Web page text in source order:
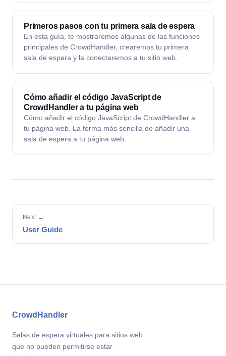
Primeros pasos con tu primera sala de espera
En esta guía, te mostraremos algunas de las funciones
principales de CrowdHandler, crearemos tu primera
sala de espera y la conectaremos a tu sitio web.
Cómo añadir el código JavaScript de
CrowdHandler a tu página web
Cómo añadir el código JavaScript de CrowdHandler a
tu página web. La forma más sencilla de añadir una
sala de espera a tu página web.
Next →
User Guide
CrowdHandler
Salas de espera virtuales para sitios web
que no pueden permitirse estar